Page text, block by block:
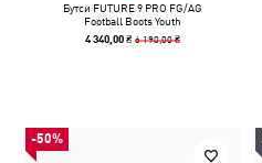
Бутси FUTURE 9 PRO FG/AG
Football Boots Youth
4 340,00 ₴6 190,00 ₴
-50%